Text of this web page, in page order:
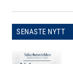
SENASTE NYTT